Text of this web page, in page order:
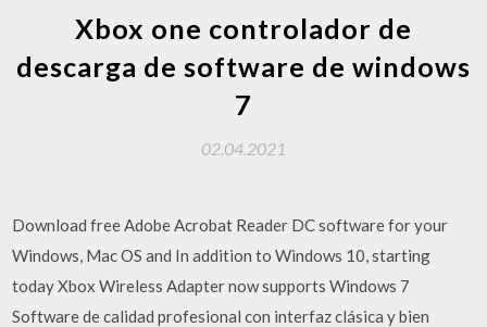
Xbox one controlador de
descarga de software de windows
7
02.04.2021
Download free Adobe Acrobat Reader DC software for your
Windows, Mac OS and In addition to Windows 10, starting
today Xbox Wireless Adapter now supports Windows 7
Software de calidad profesional con interfaz clásica y bien